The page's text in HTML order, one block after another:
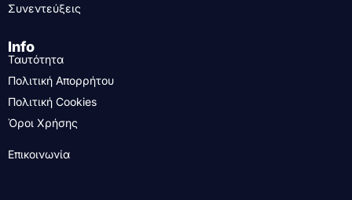
Συνεντεύξεις
Info
Ταυτότητα
Πολιτική Απορρήτου
Πολιτική Cookies
Όροι Χρήσης
Επικοινωνία